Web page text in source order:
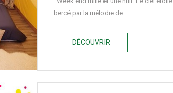
bercé par la mélodie de…
DÉCOUVRIR